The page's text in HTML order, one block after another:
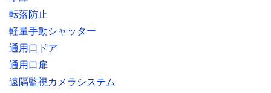
転落防止
軽量手動シャッター
通用口ドア
通用口扉
遠隔監視カメラシステム